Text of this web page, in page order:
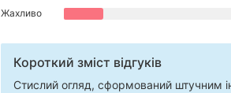
Жахливо
Короткий зміст відгуків
Стислий огляд, сформований штучним